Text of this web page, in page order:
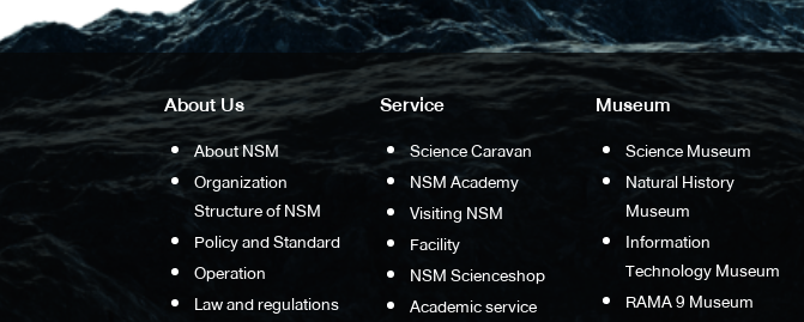
About Us
About NSM
Organization
Structure of NSM
Policy and Standard
Operation
Law and regulations
Service
Science Caravan
NSM Academy
Visiting NSM
Facility
NSM Scienceshop
Academic service
Museum
Science Museum
Natural History
Museum
Information
Technology Museum
RAMA 9 Museum